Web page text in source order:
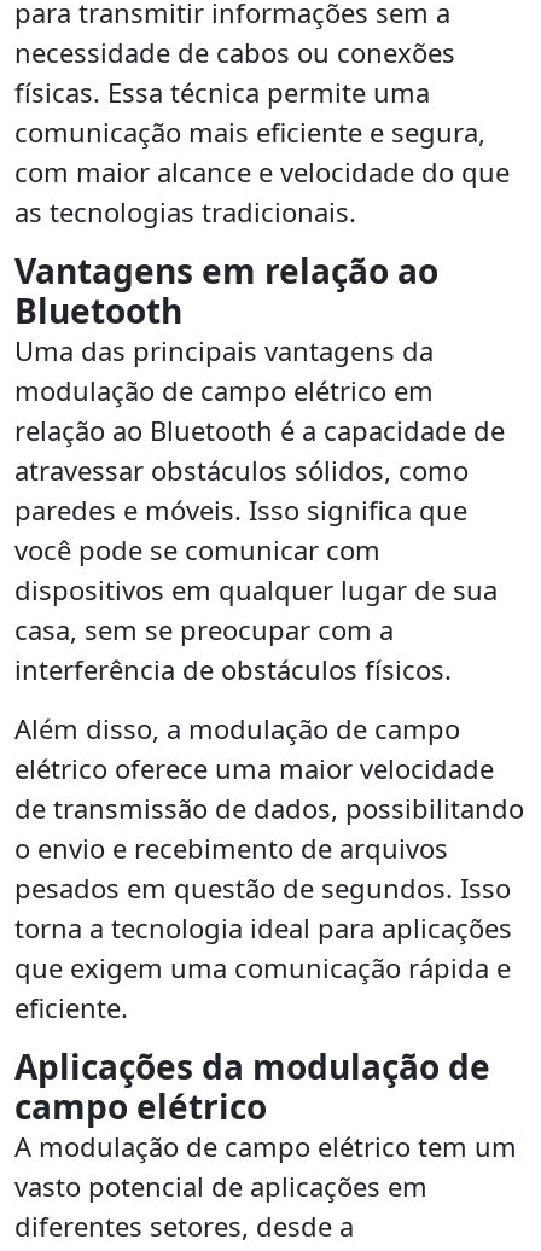
para transmitir informações sem a
necessidade de cabos ou conexões
físicas. Essa técnica permite uma
comunicação mais eficiente e segura,
com maior alcance e velocidade do que
as tecnologias tradicionais.
Vantagens em relação ao
Bluetooth
Uma das principais vantagens da
modulação de campo elétrico em
relação ao Bluetooth é a capacidade de
atravessar obstáculos sólidos, como
paredes e móveis. Isso significa que
você pode se comunicar com
dispositivos em qualquer lugar de sua
casa, sem se preocupar com a
interferência de obstáculos físicos.
Além disso, a modulação de campo
elétrico oferece uma maior velocidade
de transmissão de dados, possibilitando
o envio e recebimento de arquivos
pesados em questão de segundos. Isso
torna a tecnologia ideal para aplicações
que exigem uma comunicação rápida e
eficiente.
Aplicações da modulação de
campo elétrico
A modulação de campo elétrico tem um
vasto potencial de aplicações em
diferentes setores, desde a